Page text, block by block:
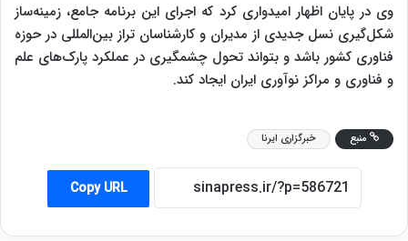
وی در پایان اظهار امیدواری کرد که اجرای این برنامه جامع، زمینه‌ساز
شکل‌گیری نسل جدیدی از مدیران و کارشناسان تراز بین‌المللی در حوزه
فناوری کشور باشد و بتواند تحول چشمگیری در عملکرد پارک‌های علم
و فناوری و مراکز نوآوری ایران ایجاد کند.
منبع خبرگزاری ایرنا
Copy URL